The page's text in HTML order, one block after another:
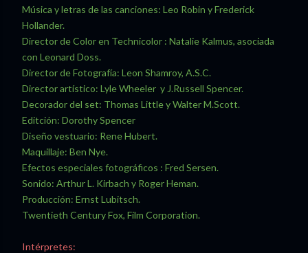
Música y letras de las canciones: Leo Robin y Frederick
Hollander.
Director de Color en Technicolor : Natalie Kalmus, asociada
con Leonard Doss.
Director de Fotografía: Leon Shamroy, A.S.C.
Director artístico: Lyle Wheeler y J.Russell Spencer.
Decorador del set: Thomas Little y Walter M.Scott.
Editción: Dorothy Spencer
Diseño vestuario: Rene Hubert.
Maquillaje: Ben Nye.
Efectos especiales fotográficos : Fred Sersen.
Sonido: Arthur L. Kirbach y Roger Heman.
Producción: Ernst Lubitsch.
Twentieth Century Fox, Film Corporation.
Intérpretes: